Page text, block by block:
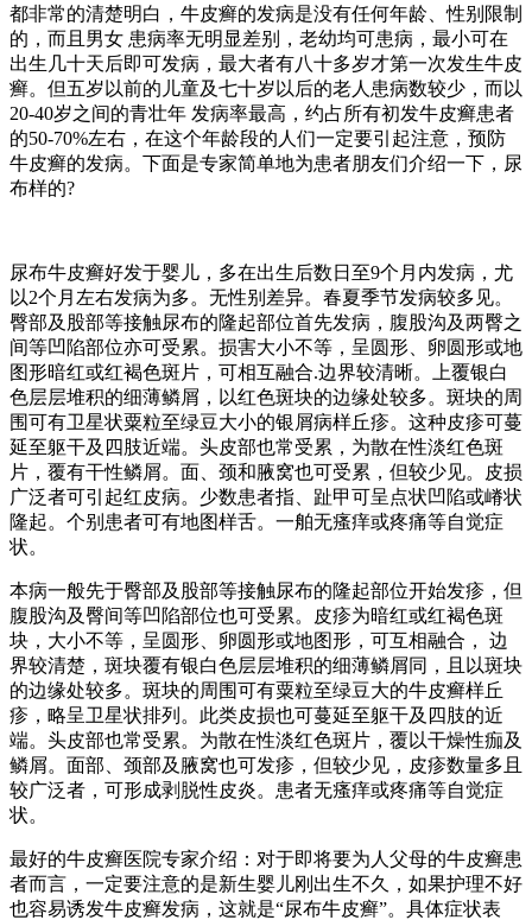
都非常的清楚明白，牛皮癣的发病是没有任何年龄、性别限制
的，而且男女 患病率无明显差别，老幼均可患病，最小可在
出生几十天后即可发病，最大者有八十多岁才第一次发生牛皮
癣。但五岁以前的儿童及七十岁以后的老人患病数较少，而以
20-40岁之间的青壮年 发病率最高，约占所有初发牛皮癣患者
的50-70%左右，在这个年龄段的人们一定要引起注意，预防
牛皮癣的发病。下面是专家简单地为患者朋友们介绍一下，尿
布样的?
尿布牛皮癣好发于婴儿，多在出生后数日至9个月内发病，尤
以2个月左右发病为多。无性别差异。春夏季节发病较多见。
臀部及股部等接触尿布的隆起部位首先发病，腹股沟及两臀之
间等凹陷部位亦可受累。损害大小不等，呈圆形、卵圆形或地
图形暗红或红褐色斑片，可相互融合.边界较清晰。上覆银白
色层层堆积的细薄鳞屑，以红色斑块的边缘处较多。斑块的周
围可有卫星状粟粒至绿豆大小的银屑病样丘疹。这种皮疹可蔓
延至躯干及四肢近端。头皮部也常受累，为散在性淡红色斑
片，覆有干性鳞屑。面、颈和腋窝也可受累，但较少见。皮损
广泛者可引起红皮病。少数患者指、趾甲可呈点状凹陷或嵴状
隆起。个别患者可有地图样舌。一舶无瘙痒或疼痛等自觉症
状。
本病一般先于臀部及股部等接触尿布的隆起部位开始发疹，但
腹股沟及臀间等凹陷部位也可受累。皮疹为暗红或红褐色斑
块，大小不等，呈圆形、卵圆形或地图形，可互相融合， 边
界较清楚，斑块覆有银白色层层堆积的细薄鳞屑同，且以斑块
的边缘处较多。斑块的周围可有粟粒至绿豆大的牛皮癣样丘
疹，略呈卫星状排列。此类皮损也可蔓延至躯干及四肢的近
端。头皮部也常受累。为散在性淡红色斑片，覆以干燥性痂及
鳞屑。面部、颈部及腋窝也可发疹，但较少见，皮疹数量多且
较广泛者，可形成剥脱性皮炎。患者无瘙痒或疼痛等自觉症
状。
最好的牛皮癣医院专家介绍：对于即将要为人父母的牛皮癣患
者而言，一定要注意的是新生婴儿刚出生不久，如果护理不好
也容易诱发牛皮癣发病，这就是“尿布牛皮癣”。具体症状表